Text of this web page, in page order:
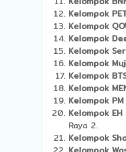
Kelompok
Kelompok
Kelompok
Kelompok
Kelompok
Kelompok
Kelompok
Kelompok
Kelompok
Raya 2.
Kelompok